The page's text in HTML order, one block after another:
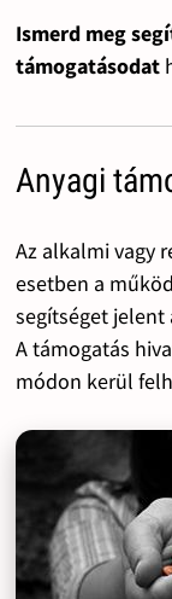
Ismerd meg
támogatásodat
Anyagi
Az alkalmi vagy
esetben a
segítséget jelent
A támogatás
módon kerül